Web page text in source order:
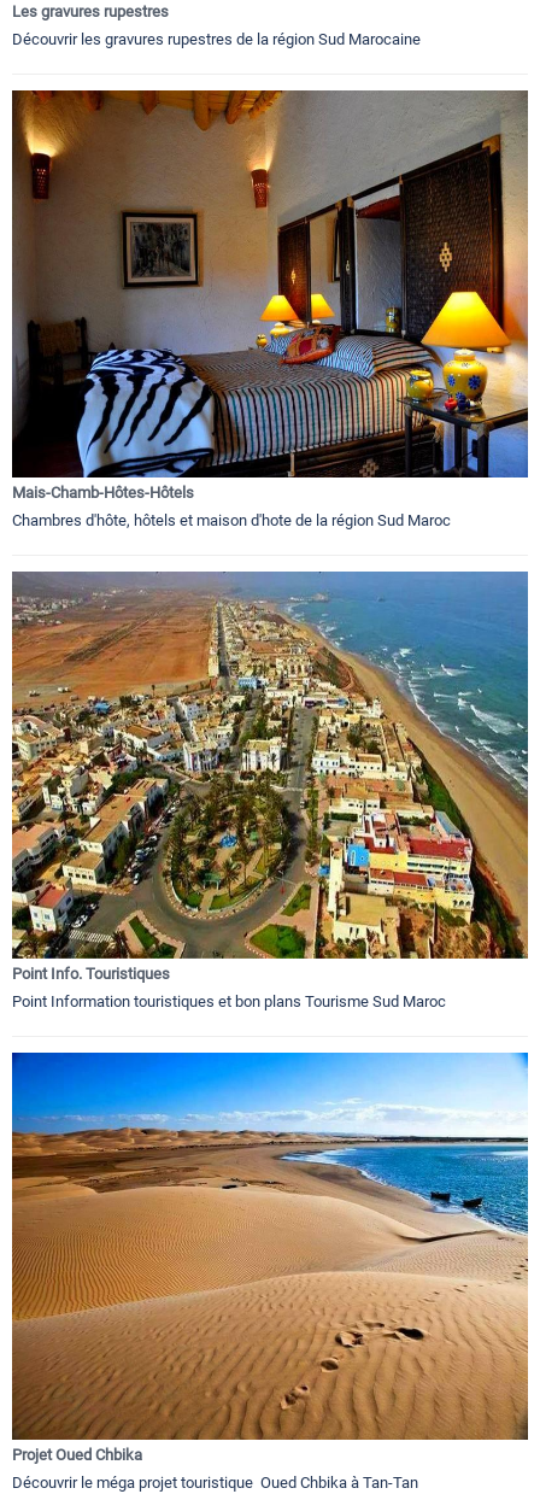
Les gravures rupestres
Découvrir les gravures rupestres de la région Sud Marocaine
Mais-Chamb-Hôtes-Hôtels
Chambres d'hôte, hôtels et maison d'hote de la région Sud Maroc
Point Info. Touristiques
Point Information touristiques et bon plans Tourisme Sud Maroc
Projet Oued Chbika
Découvrir le méga projet touristique Oued Chbika à Tan-Tan